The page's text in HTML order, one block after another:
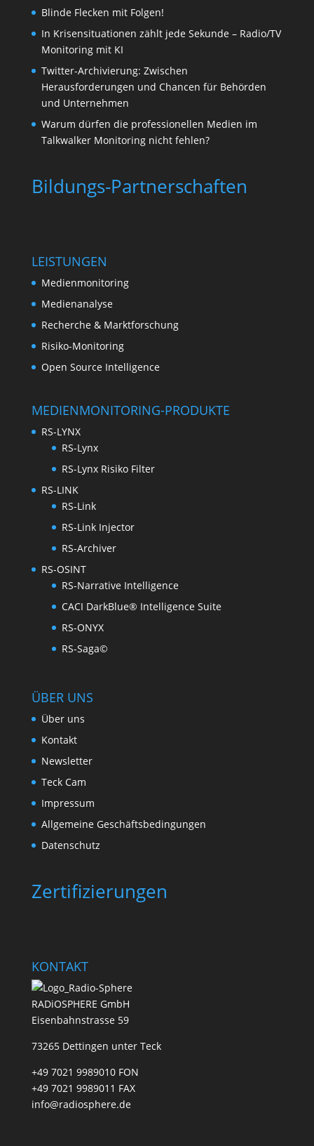
Blinde Flecken mit Folgen!
In Krisensituationen zählt jede Sekunde – Radio/TV
Monitoring mit KI
Twitter-Archivierung: Zwischen
Herausforderungen und Chancen für Behörden
und Unternehmen
Warum dürfen die professionellen Medien im
Talkwalker Monitoring nicht fehlen?
Bildungs-Partnerschaften
LEISTUNGEN
Medienmonitoring
Medienanalyse
Recherche & Marktforschung
Risiko-Monitoring
Open Source Intelligence
MEDIENMONITORING-PRODUKTE
RS-LYNX
RS-Lynx
RS-Lynx Risiko Filter
RS-LINK
RS-Link
RS-Link Injector
RS-Archiver
RS-OSINT
RS-Narrative Intelligence
CACI DarkBlue® Intelligence Suite
RS-ONYX
RS-Saga©
ÜBER UNS
Über uns
Kontakt
Newsletter
Teck Cam
Impressum
Allgemeine Geschäftsbedingungen
Datenschutz
Zertifizierungen
KONTAKT
RADiOSPHERE GmbH
Eisenbahnstrasse 59
73265 Dettingen unter Teck
+49 7021 9989010 FON
+49 7021 9989011 FAX
info@radiosphere.de